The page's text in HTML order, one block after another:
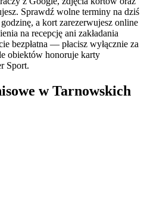
Sprawdź wolne terminy na dziś
a kort zarezerwujesz online
na recepcję ani zakładania
bezpłatna — płacisz wyłącznie za
obiektów honoruje karty
Sport.
w Tarnowskich